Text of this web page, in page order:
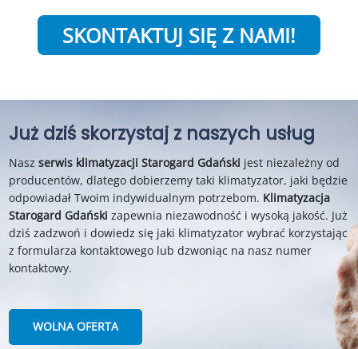
SKONTAKTUJ SIĘ Z NAMI!
Już dziś skorzystaj z naszych usług
Nasz serwis klimatyzacji Starogard Gdański jest niezależny od
producentów, dlatego dobierzemy taki klimatyzator, jaki będzie
odpowiadał Twoim indywidualnym potrzebom. Klimatyzacja
Starogard Gdański zapewnia niezawodność i wysoką jakość. Już
dziś zadzwoń i dowiedz się jaki klimatyzator wybrać korzystając
z formularza kontaktowego lub dzwoniąc na nasz numer
kontaktowy.
WOLNA OFERTA